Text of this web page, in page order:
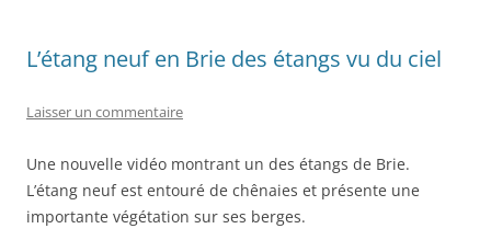
L’étang neuf en Brie des étangs vu du ciel
Laisser un commentaire
Une nouvelle vidéo montrant un des étangs de Brie.
L’étang neuf est entouré de chênaies et présente une
importante végétation sur ses berges.